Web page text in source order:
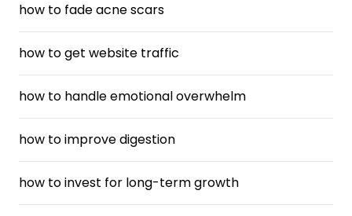
how to fade acne scars
how to get website traffic
how to handle emotional overwhelm
how to improve digestion
how to invest for long-term growth